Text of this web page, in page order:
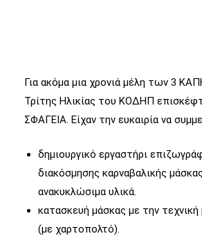
Για ακόμα μια χρονιά μέλη των 3
Τρίτης Ηλικίας του ΚΟΔΗΠ
ΣΦΑΓΕΙΑ. Είχαν την ευκαιρία να
δημιουργικό εργαστήρι
διακόσμησης καρναβαλικής
ανακυκλώσιμα υλικά.
κατασκευή μάσκας με την
(με χαρτοπολτό).